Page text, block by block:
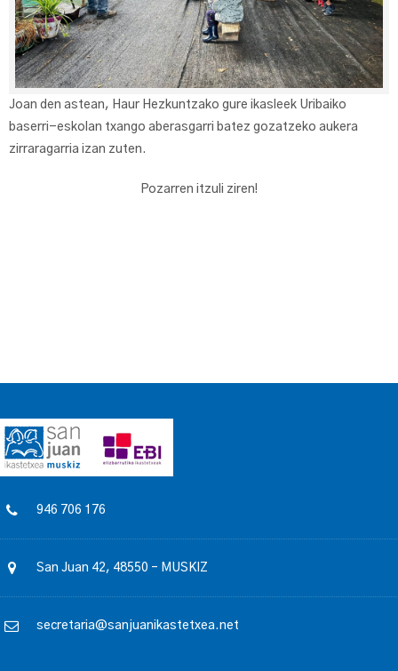
Joan den astean, Haur Hezkuntzako gure ikasleek Uribaiko
baserri-eskolan txango aberasgarri batez gozatzeko aukera
zirraragarria izan zuten.
Pozarren itzuli ziren!
946 706 176
San Juan 42, 48550 – MUSKIZ
secretaria@sanjuanikastetxea.net